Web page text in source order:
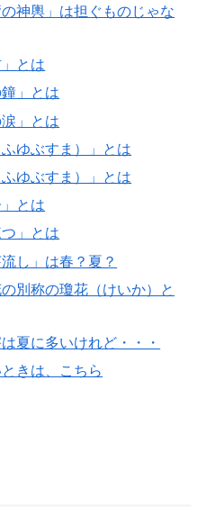
神輿」は担ぐものじゃな
とは
」とは
」とは
ゆぶすま）」とは
ゆぶすま）」とは
とは
」とは
し」は春？夏？
別称の瓊花（けいか）と
夏に多いけれど・・・
きは、こちら